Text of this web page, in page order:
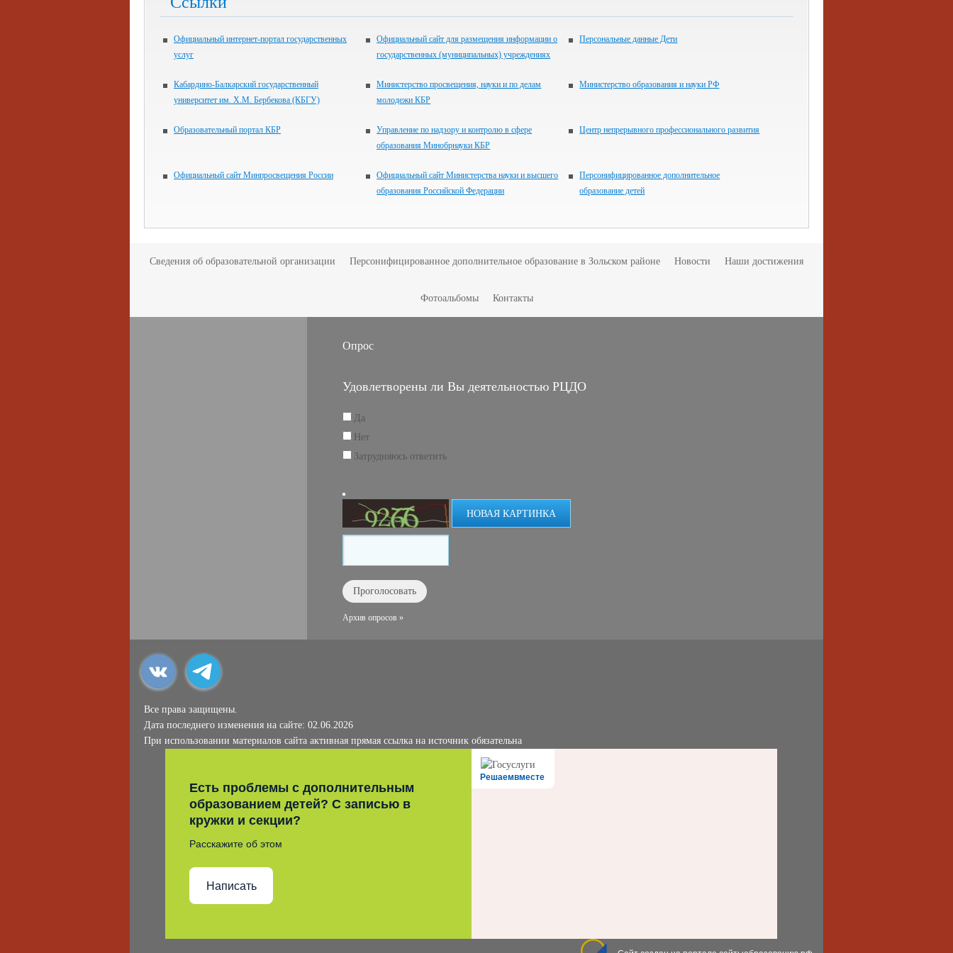
Официальный интернет-портал государственных
услуг
Официальный сайт для размещения информации о
государственных (муниципальных) учреждениях
Персональные данные Дети
Кабардино-Балкарский государственный
университет им. Х.М. Бербекова (КБГУ)
Министерство просвещения, науки и по делам
молодежи КБР
Министерство образования и науки РФ
Образовательный портал КБР
Управление по надзору и контролю в сфере
образования Минобрнауки КБР
Центр непрерывного профессионального развития
Официальный сайт Минпросвещения России
Официальный сайт Министерства науки и высшего
образования Российской Федерации
Персонифицированное дополнительное
образование детей
Сведения об образовательной организации Персонифицированное дополнительное образование в Зольском районе Новости Наши достижения
Фотоальбомы Контакты
Опрос
Удовлетворены ли Вы деятельностью РЦДО
Да
Нет
Затрудняюсь ответить
НОВАЯ КАРТИНКА
Архив опросов »
Все права защищены.
Дата последнего изменения на сайте: 02.06.2026
При использовании материалов сайта активная прямая ссылка на источник обязательна
Решаемвместе
Есть проблемы с дополнительным
образованием детей? С записью в
кружки и секции?
Расскажите об этом
Написать